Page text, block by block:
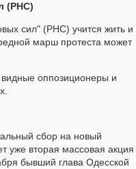
(РНС)
сил" (РНС) учится жить и
марш протеста может
видные оппозиционеры и
сбор на новый
уже вторая массовая акция
бывший глава Одесской